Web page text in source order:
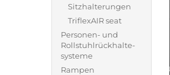
Sitzhalterungen
TriflexAIR seat
Personen- und
Rollstuhlrückhalte-
systeme
Rampen